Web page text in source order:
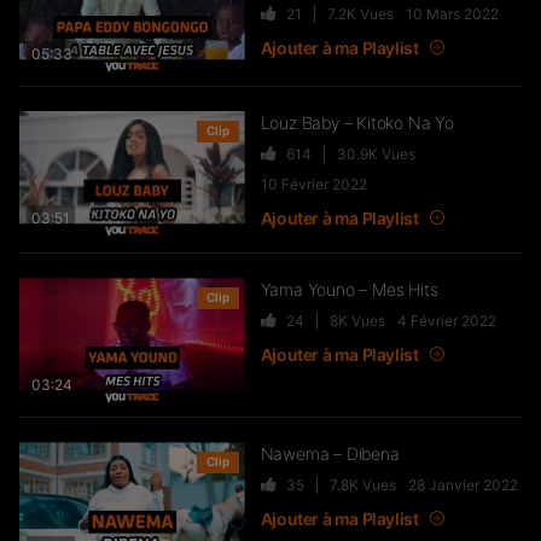
Live & Freestyles – SADEK sur
COUVRE FEU
SLK, Gazo & Heuss L’enfoiré –
IMMERSION du clip “Unité”
99 7.2KVues
NEJ’ découvre le rap marocain
(Elgrandetoto, Khtek, Krtas
Wawa – Accélérer
27 7.8KVues
05:33
21 7.2K Vues 10 Mars 2022
Ajouter à ma Playlist
03:51
Clip Louz Baby – Kitoko Na Yo
614 30.9K Vues
10 Février 2022
Ajouter à ma Playlist
03:24
Clip Yama Youno – Mes Hits
24 8K Vues 4 Février 2022
Ajouter à ma Playlist
Clip Nawema – Dibena
35 7.8K Vues 28 Janvier 2022
Ajouter à ma Playlist